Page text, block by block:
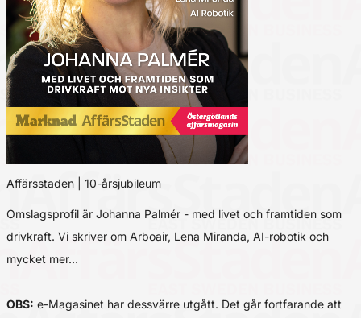
Affärsstaden | 10-årsjubileum
Omslagsprofil är Johanna Palmér - med livet och framtiden som
drivkraft. Vi skriver om Arboair, Lena Miranda, AI-robotik och
mycket mer…
OBS: e-Magasinet har dessvärre utgått. Det går fortfarande att